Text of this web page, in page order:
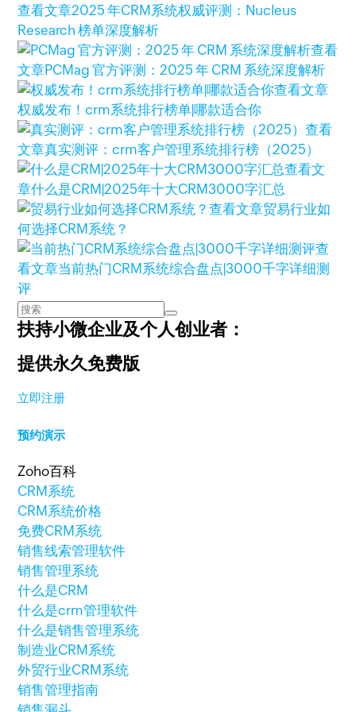
查看文章2025 年CRM系统权威评测：Nucleus
Research 榜单深度解析
查看
文章PCMag 官方评测：2025 年 CRM 系统深度解析
查看文章
权威发布！crm系统排行榜单|哪款适合你
查看
文章真实测评：crm客户管理系统排行榜（2025）
查看文
章什么是CRM|2025年十大CRM3000字汇总
查看文章贸易行业如
何选择CRM系统？
查
看文章当前热门CRM系统综合盘点|3000千字详细测
评
扶持小微企业及个人创业者：
提供永久免费版
立即注册
预约演示
Zoho百科
CRM系统
CRM系统价格
免费CRM系统
销售线索管理软件
销售管理系统
什么是CRM
什么是crm管理软件
什么是销售管理系统
制造业CRM系统
外贸行业CRM系统
销售管理指南